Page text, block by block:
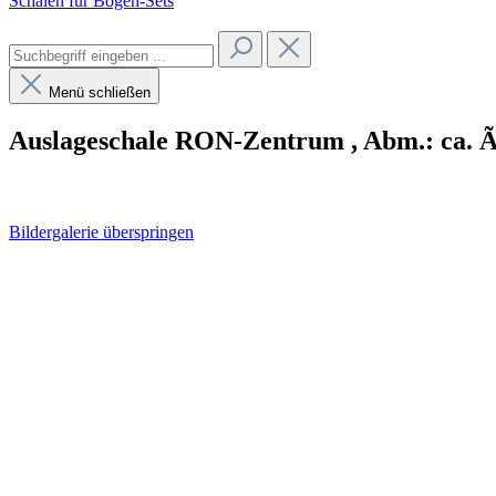
Menü schließen
Auslageschale RON-Zentrum , Abm.: ca.
Bildergalerie überspringen